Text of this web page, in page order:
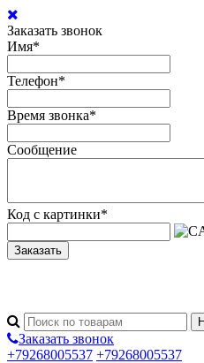
Заказать звонок
Имя*
Телефон*
Время звонка*
Сообщение
Код с картинки*
Заказать
Заказать звонок
+79268005537 +79268005537